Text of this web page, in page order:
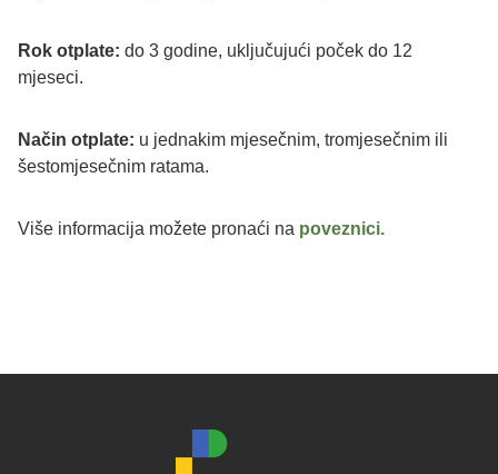
Rok otplate: do 3 godine, uključujući poček do 12
mjeseci.
Način otplate: u jednakim mjesečnim, tromjesečnim ili
šestomjesečnim ratama.
Više informacija možete pronaći na poveznici.